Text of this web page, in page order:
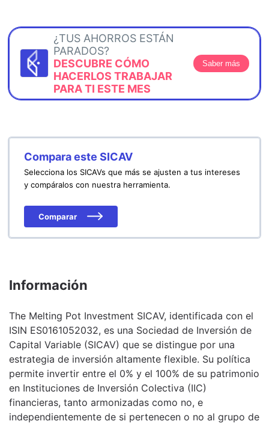
¿TUS AHORROS ESTÁN
PARADOS?
DESCUBRE CÓMO
HACERLOS TRABAJAR
PARA TI ESTE MES
Saber más
Compara este SICAV
Selecciona los SICAVs que más se ajusten a tus intereses
y compáralos con nuestra herramienta.
Comparar
Información
The Melting Pot Investment SICAV, identificada con el
ISIN ES0161052032, es una Sociedad de Inversión de
Capital Variable (SICAV) que se distingue por una
estrategia de inversión altamente flexible. Su política
permite invertir entre el 0% y el 100% de su patrimonio
en Instituciones de Inversión Colectiva (IIC)
financieras, tanto armonizadas como no, e
independientemente de si pertenecen o no al grupo de